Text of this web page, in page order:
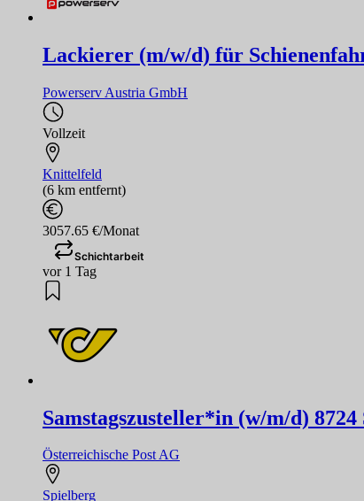
Lackierer (m/w/d) für
Powerserv Austria GmbH
Vollzeit
Knittelfeld
(6 km entfernt)
3057.65 €/Monat
Schichtarbeit
vor 1 Tag
Samstagszusteller*in (w/m/d)
Österreichische Post AG
Spielberg